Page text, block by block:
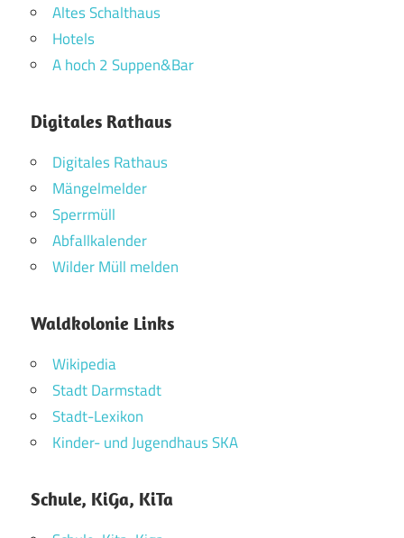
Altes Schalthaus
Hotels
A hoch 2 Suppen&Bar
Digitales Rathaus
Digitales Rathaus
Mängelmelder
Sperrmüll
Abfallkalender
Wilder Müll melden
Waldkolonie Links
Wikipedia
Stadt Darmstadt
Stadt-Lexikon
Kinder- und Jugendhaus SKA
Schule, KiGa, KiTa